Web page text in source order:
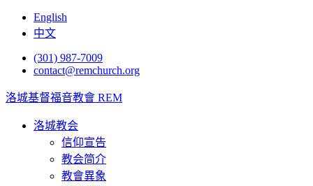
English
中文
(301) 987-7009
contact@remchurch.org
洛城基督福音教會 REM
洛城教会
信仰宣告
教会简介
教會異象